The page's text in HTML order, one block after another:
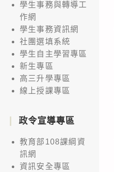
學生事務與轉導工
作網
學生事務資訊網
社團選填系統
學生自主學習專區
新生專區
高三升學專區
線上授課專區
政令宣導專區
教育部108課綱資
訊網
資訊安全專區